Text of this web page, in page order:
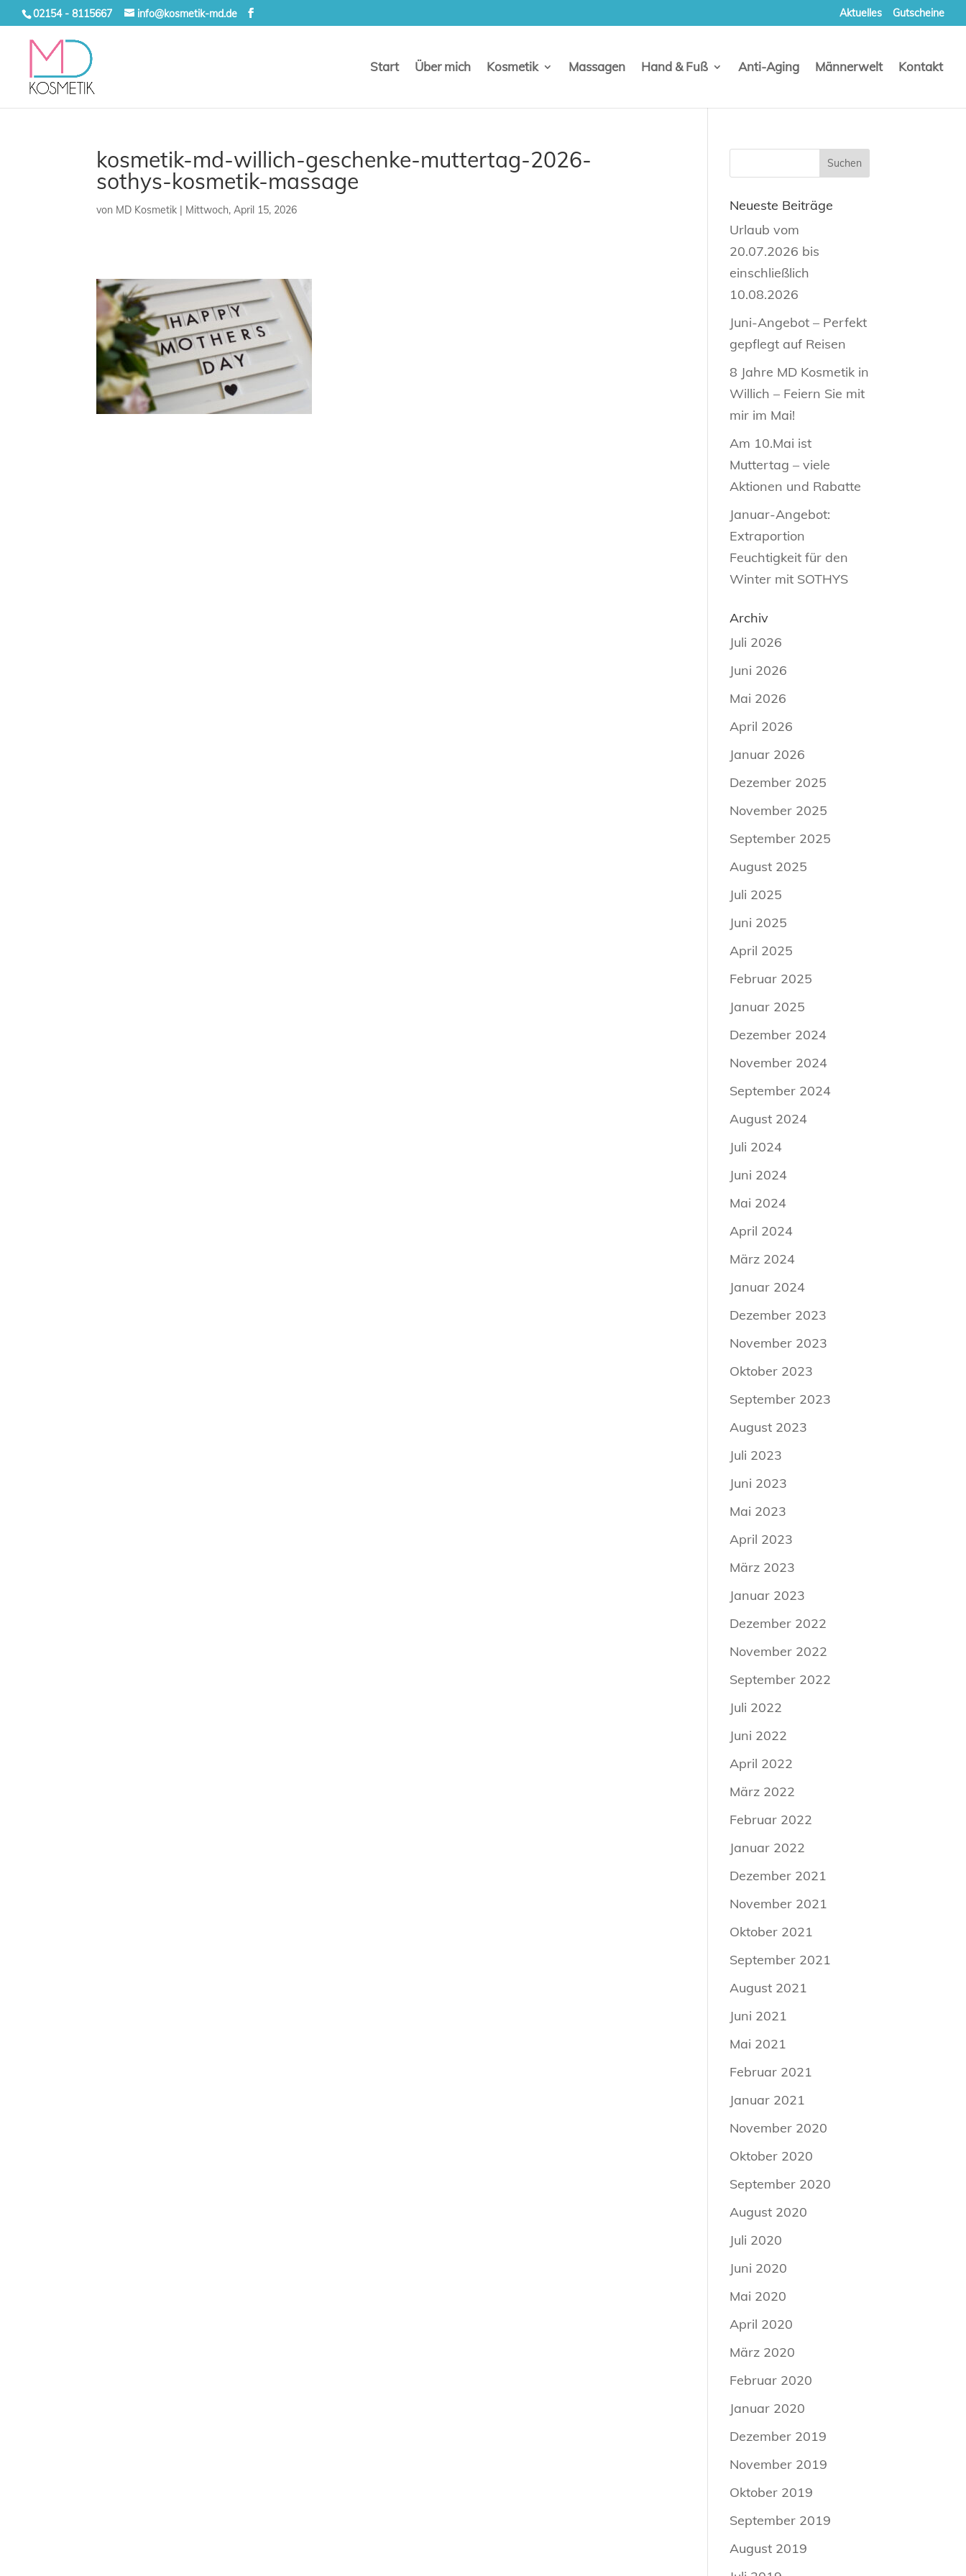
02154 - 8115667 info@kosmetik-md.de Aktuelles Gutscheine
Start Über mich Kosmetik Massagen Hand & Fuß Anti-Aging Männerwelt Kontakt
kosmetik-md-willich-geschenke-muttertag-2026-
sothys-kosmetik-massage
von MD Kosmetik | Mittwoch, April 15, 2026
Neueste Beiträge
Urlaub vom
20.07.2026 bis
einschließlich
10.08.2026
Juni-Angebot – Perfekt
gepflegt auf Reisen
8 Jahre MD Kosmetik in
Willich – Feiern Sie mit
mir im Mai!
Am 10.Mai ist
Muttertag – viele
Aktionen und Rabatte
Januar-Angebot:
Extraportion
Feuchtigkeit für den
Winter mit SOTHYS
Archiv
Juli 2026
Juni 2026
Mai 2026
April 2026
Januar 2026
Dezember 2025
November 2025
September 2025
August 2025
Juli 2025
Juni 2025
April 2025
Februar 2025
Januar 2025
Dezember 2024
November 2024
September 2024
August 2024
Juli 2024
Juni 2024
Mai 2024
April 2024
März 2024
Januar 2024
Dezember 2023
November 2023
Oktober 2023
September 2023
August 2023
Juli 2023
Juni 2023
Mai 2023
April 2023
März 2023
Januar 2023
Dezember 2022
November 2022
September 2022
Juli 2022
Juni 2022
April 2022
März 2022
Februar 2022
Januar 2022
Dezember 2021
November 2021
Oktober 2021
September 2021
August 2021
Juni 2021
Mai 2021
Februar 2021
Januar 2021
November 2020
Oktober 2020
September 2020
August 2020
Juli 2020
Juni 2020
Mai 2020
April 2020
März 2020
Februar 2020
Januar 2020
Dezember 2019
November 2019
Oktober 2019
September 2019
August 2019